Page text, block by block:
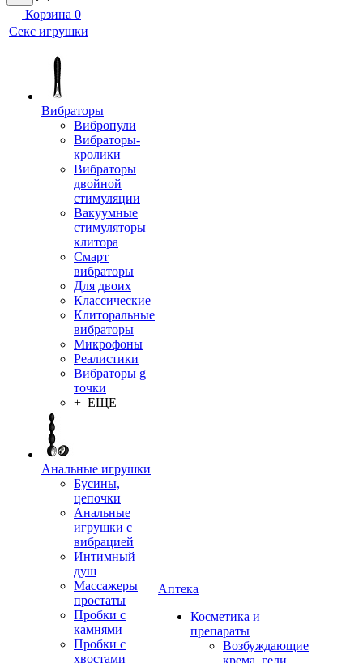
Корзина 0
Секс игрушки
Вибраторы
Вибропули
Вибраторы-
кролики
Вибраторы
двойной
стимуляции
Вакуумные
стимуляторы
клитора
Смарт
вибраторы
Для двоих
Классические
Клиторальные
вибраторы
Микрофоны
Реалистики
Вибраторы g
точки
+ ЕЩЕ
Анальные игрушки
Бусины,
цепочки
Анальные
игрушки с
вибрацией
Интимный
душ
Массажеры
простаты
Пробки с
камнями
Пробки с
хвостами
Аптека
Косметика и
препараты
Возбуждающие
крема, гели